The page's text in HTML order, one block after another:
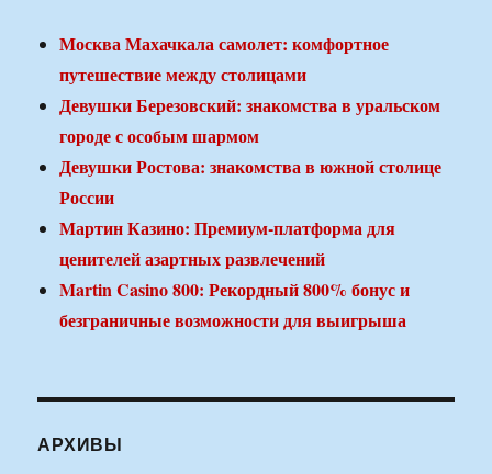
Москва Махачкала самолет: комфортное
путешествие между столицами
Девушки Березовский: знакомства в уральском
городе с особым шармом
Девушки Ростова: знакомства в южной столице
России
Мартин Казино: Премиум-платформа для
ценителей азартных развлечений
Martin Casino 800: Рекордный 800% бонус и
безграничные возможности для выигрыша
АРХИВЫ